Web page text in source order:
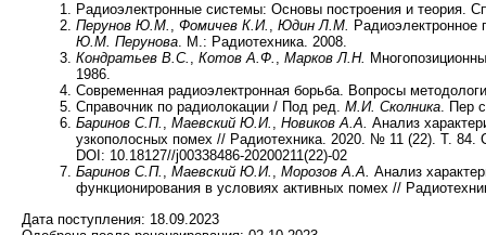
Радиоэлектронные системы: Основы построения и теория.
Перунов Ю.М. , Фомичев К.И. , Юдин Л.М.
Ю.М. Перунова. М.: Радиотехника. 2008.
Кондратьев B.C. , Котов А.Ф. , Марков Л.Н.
1986.
Современная радиоэлектронная борьба. Вопросы
Справочник по радиолокации / Под ред. М.И. Сколника. Пер
Баринов С.П. , Маевский Ю.И. , Новиков А.А. Анализ
узкополосных помех // Радиотехника. 2020. № 11 (22). Т. 84.
DOI: 10.18127//j00338486-20200211(22)-02
Баринов С.П. , Маевский Ю.И. , Морозов А.А. Анализ
функционирования в условиях активных помех //
Дата поступления: 18.09.2023